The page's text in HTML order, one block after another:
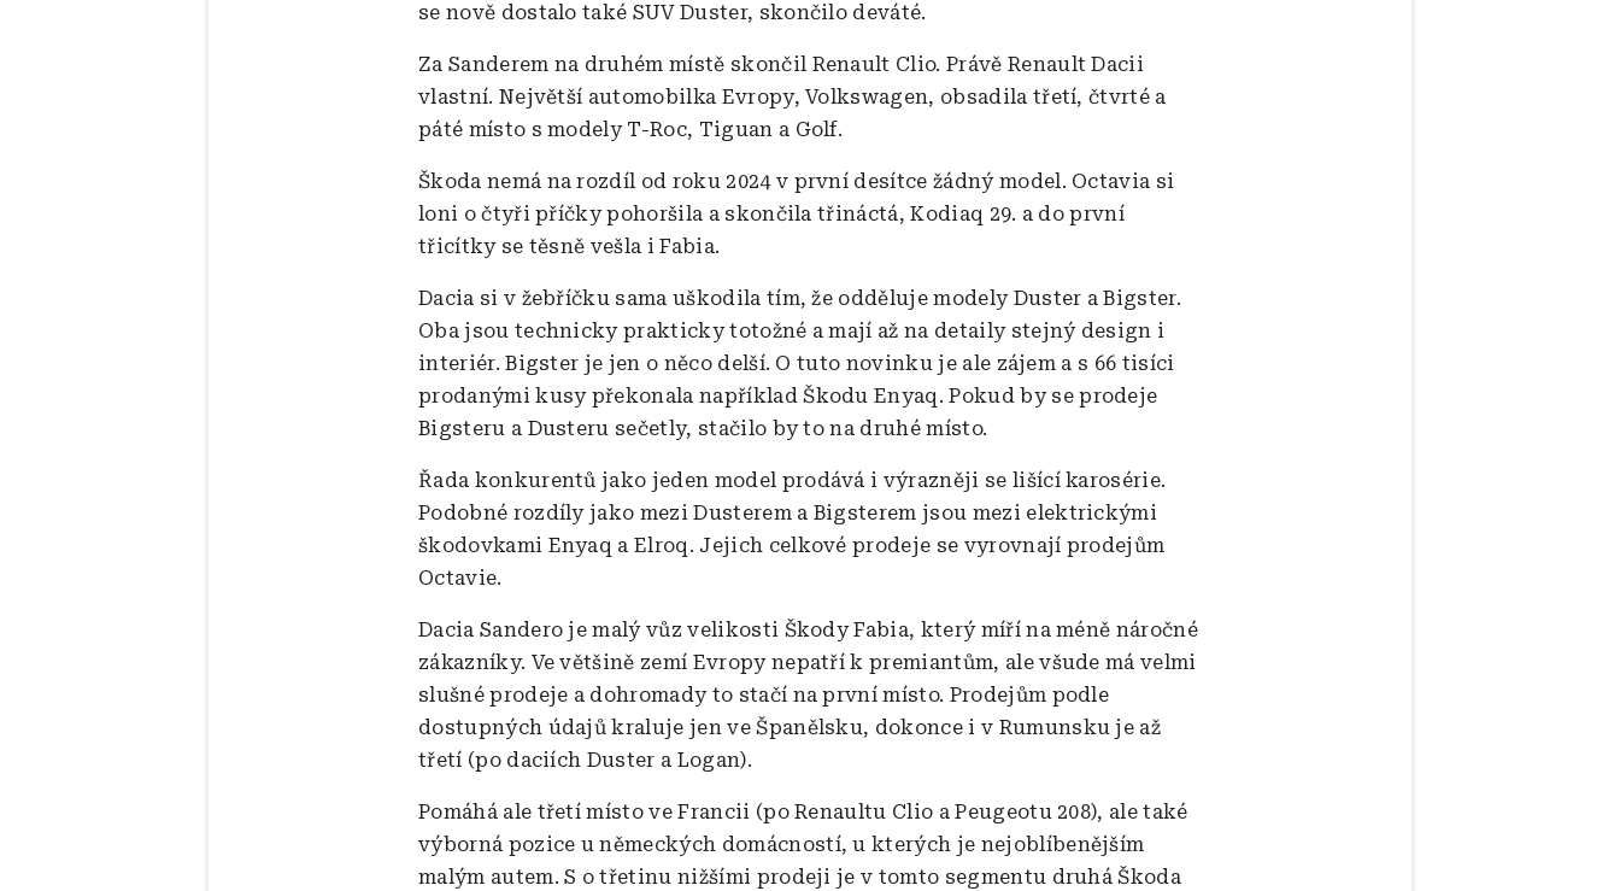
se nově dostalo také SUV Duster, skončilo deváté.
Za Sanderem na druhém místě skončil Renault Clio. Právě Renault Dacii
vlastní. Největší automobilka Evropy, Volkswagen, obsadila třetí, čtvrté a
páté místo s modely T-Roc, Tiguan a Golf.
Škoda nemá na rozdíl od roku 2024 v první desítce žádný model. Octavia si
loni o čtyři příčky pohoršila a skončila třináctá, Kodiaq 29. a do první
třicítky se těsně vešla i Fabia.
Dacia si v žebříčku sama uškodila tím, že odděluje modely Duster a Bigster.
Oba jsou technicky prakticky totožné a mají až na detaily stejný design i
interiér. Bigster je jen o něco delší. O tuto novinku je ale zájem a s 66 tisíci
prodanými kusy překonala například Škodu Enyaq. Pokud by se prodeje
Bigsteru a Dusteru sečetly, stačilo by to na druhé místo.
Řada konkurentů jako jeden model prodává i výrazněji se lišící karosérie.
Podobné rozdíly jako mezi Dusterem a Bigsterem jsou mezi elektrickými
škodovkami Enyaq a Elroq. Jejich celkové prodeje se vyrovnají prodejům
Octavie.
Dacia Sandero je malý vůz velikosti Škody Fabia, který míří na méně náročné
zákazníky. Ve většině zemí Evropy nepatří k premiantům, ale všude má velmi
slušné prodeje a dohromady to stačí na první místo. Prodejům podle
dostupných údajů kraluje jen ve Španělsku, dokonce i v Rumunsku je až
třetí (po daciích Duster a Logan).
Pomáhá ale třetí místo ve Francii (po Renaultu Clio a Peugeotu 208), ale také
výborná pozice u německých domácností, u kterých je nejoblíbenějším
malým autem. S o třetinu nižšími prodeji je v tomto segmentu druhá Škoda